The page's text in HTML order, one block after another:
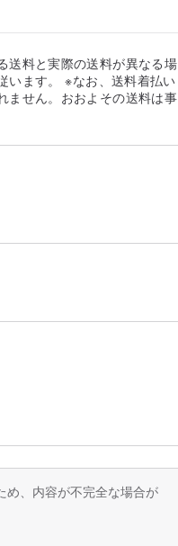
送料と実際の送料が異なる場
います。 ※なお、送料着払い
ません。おおよその送料は事
め、内容が不完全な場合が